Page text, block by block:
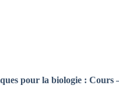
pour la biologie : Cours